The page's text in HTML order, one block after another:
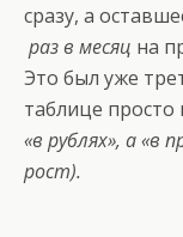
сразу, а
раз в месяц на
Это был уже
таблице
«в рублях», а «в
рост).